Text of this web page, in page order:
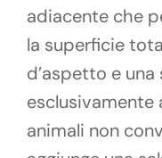
adiacente che
la superficie
d’aspetto e
animali non